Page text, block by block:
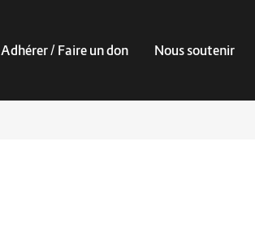
Adhérer / Faire un don Nous soutenir